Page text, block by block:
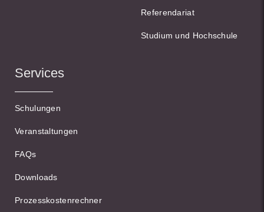
Referendariat
Studium und Hochschule
Services
Schulungen
Veranstaltungen
FAQs
Downloads
Prozesskostenrechner